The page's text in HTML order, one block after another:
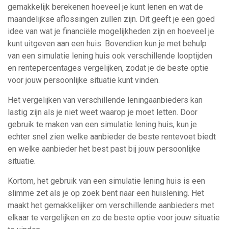
gemakkelijk berekenen hoeveel je kunt lenen en wat de
maandelijkse aflossingen zullen zijn. Dit geeft je een goed
idee van wat je financiële mogelijkheden zijn en hoeveel je
kunt uitgeven aan een huis. Bovendien kun je met behulp
van een simulatie lening huis ook verschillende looptijden
en rentepercentages vergelijken, zodat je de beste optie
voor jouw persoonlijke situatie kunt vinden.
Het vergelijken van verschillende leningaanbieders kan
lastig zijn als je niet weet waarop je moet letten. Door
gebruik te maken van een simulatie lening huis, kun je
echter snel zien welke aanbieder de beste rentevoet biedt
en welke aanbieder het best past bij jouw persoonlijke
situatie.
Kortom, het gebruik van een simulatie lening huis is een
slimme zet als je op zoek bent naar een huislening. Het
maakt het gemakkelijker om verschillende aanbieders met
elkaar te vergelijken en zo de beste optie voor jouw situatie